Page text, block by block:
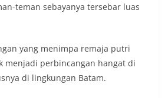
teman sebayanya tersebar luas
yang menimpa remaja putri
menjadi perbincangan hangat di
di lingkungan Batam.